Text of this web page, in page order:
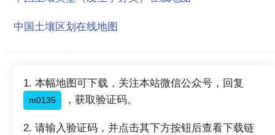
中国土壤区划在线地图
1. 本幅地图可下载，关注本站微信公众号，回复
m0135 ，获取验证码。
2. 请输入验证码，并点击其下方按钮后查看下载链